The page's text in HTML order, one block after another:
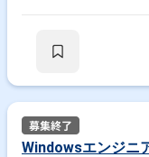
Windowsエンジニ